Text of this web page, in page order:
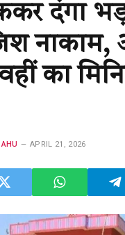
दंगा
नाकाम,
का
APRIL 21, 2026